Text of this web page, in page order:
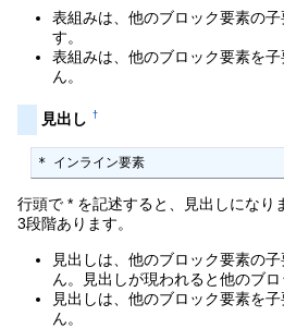
表組みは、他のブロック要素の
す。
表組みは、他のブロック要素を
ん。
見出し †
* インライン要素
行頭で * を記述すると、見出しになり
3段階あります。
見出しは、他のブロック要素の
ん。見出しが現われると他のブロ
見出しは、他のブロック要素を
ん。